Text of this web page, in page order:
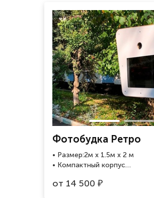
Фотобудка Ретро
• Размер:2м x 1.5м x 2 м
• Компактный корпус
• 2 варианта печати фото
от 14 500 ₽